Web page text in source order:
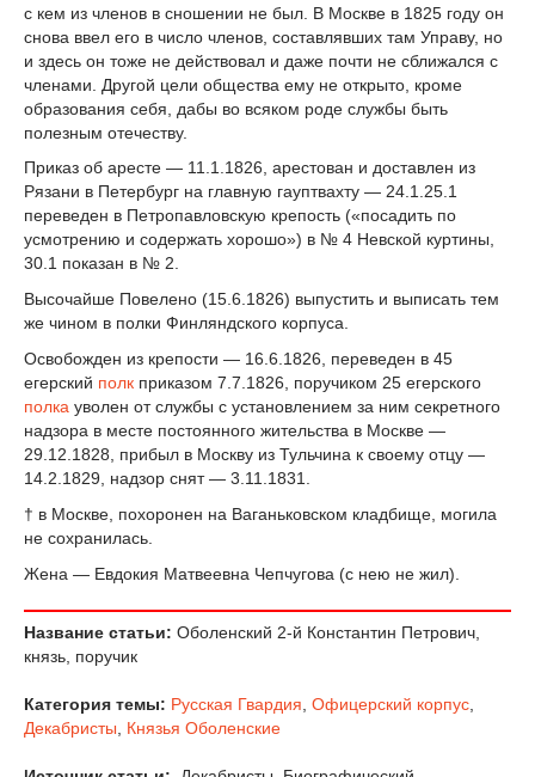
с кем из членов в сношении не был. В Москве в 1825 году он
снова ввел его в число членов, составлявших там Управу, но
и здесь он тоже не действовал и даже почти не сближался с
членами. Другой цели общества ему не открыто, кроме
образования себя, дабы во всяком роде службы быть
полезным отечеству.
Приказ об аресте — 11.1.1826, арестован и доставлен из
Рязани в Петербург на главную гауптвахту — 24.1.25.1
переведен в Петропавловскую крепость («посадить по
усмотрению и содержать хорошо») в № 4 Невской куртины,
30.1 показан в № 2.
Высочайше Повелено (15.6.1826) выпустить и выписать тем
же чином в полки Финляндского корпуса.
Освобожден из крепости — 16.6.1826, переведен в 45
егерский полк приказом 7.7.1826, поручиком 25 егерского
полка уволен от службы с установлением за ним секретного
надзора в месте постоянного жительства в Москве —
29.12.1828, прибыл в Москву из Тульчина к своему отцу —
14.2.1829, надзор снят — 3.11.1831.
† в Москве, похоронен на Ваганьковском кладбище, могила
не сохранилась.
Жена — Евдокия Матвеевна Чепчугова (с нею не жил).
Название статьи: Оболенский 2-й Константин Петрович,
князь, поручик
Категория темы: Русская Гвардия Офицерский корпус
Декабристы
Князья Оболенские